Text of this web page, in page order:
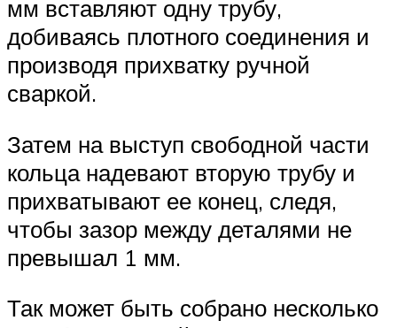
мм вставляют одну трубу,
добиваясь плотного соединения и
производя прихватку ручной
сваркой.
Затем на выступ свободной части
кольца надевают вторую трубу и
прихватывают ее конец, следя,
чтобы зазор между деталями не
превышал 1 мм.
Так может быть собрано несколько